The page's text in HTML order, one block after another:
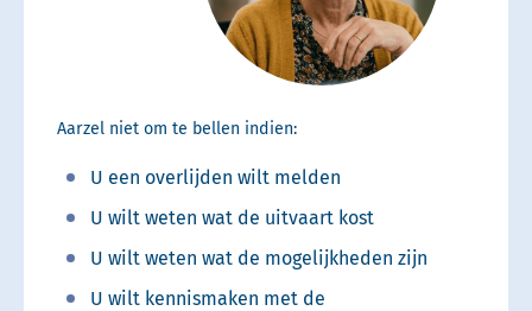
Aarzel niet om te bellen indien:
U een overlijden wilt melden
U wilt weten wat de uitvaart kost
U wilt weten wat de mogelijkheden zijn
U wilt kennismaken met de